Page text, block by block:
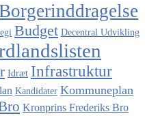
Budget Decentral Udvikling
Idræt Infrastruktur
Kandidater Kommuneplan
Kronprins Frederiks Bro